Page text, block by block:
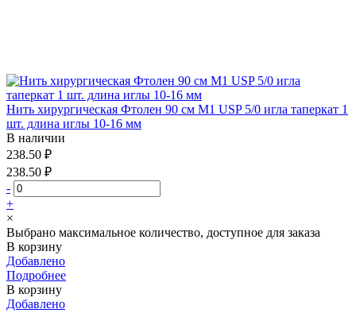
Нить хирургическая Фтолен 90 см М1 USP 5/0 игла таперкат 1
шт. длина иглы 10-16 мм
В наличии
238.50 ₽
238.50 ₽
-
+
×
Выбрано максимальное количество, доступное для заказа
В корзину
Добавлено
Подробнее
В корзину
Добавлено